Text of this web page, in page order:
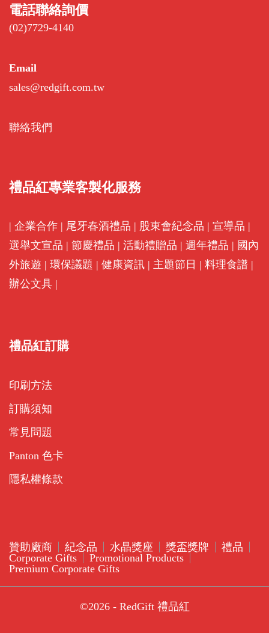
電話聯絡詢價
(02)7729-4140
Email
sales@redgift.com.tw
聯絡我們
禮品紅專業客製化服務
| 企業合作 | 尾牙春酒禮品 | 股東會紀念品 | 宣導品 |
選舉文宣品 | 節慶禮品 | 活動禮贈品 | 週年禮品 | 國內
外旅遊 | 環保議題 | 健康資訊 | 主題節日 | 料理食譜 |
辦公文具 |
禮品紅訂購
印刷方法
訂購須知
常見問題
Panton 色卡
隱私權條款
贊助廠商 紀念品 水晶獎座 獎盃獎牌
禮品
Corporate Gifts
Promotional Products
Premium Corporate Gifts
©2026 - RedGift 禮品紅